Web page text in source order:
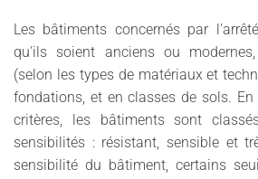
Les bâtiments concernés par
qu'ils soient anciens ou
(selon les types de matériaux et
fondations, et en classes de sols.
critères, les bâtiments sont
sensibilités : résistant, sensible et
sensibilité du bâtiment, certains